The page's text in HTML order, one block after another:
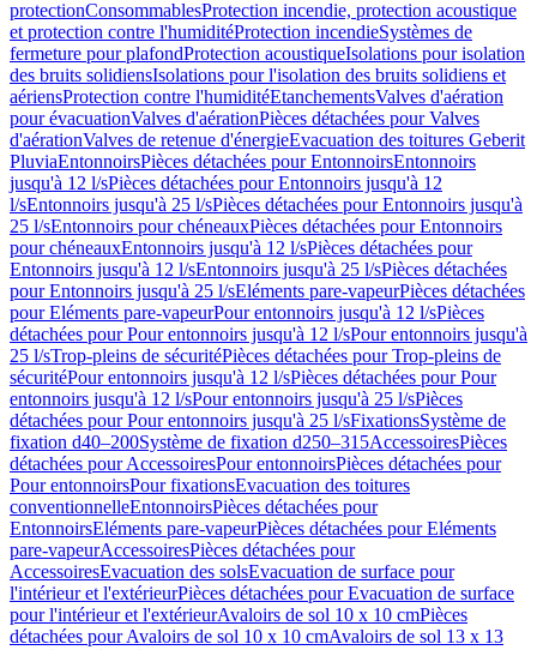
protectionConsommablesProtection incendie, protection acoustique
et protection contre l'humiditéProtection incendieSystèmes de
fermeture pour plafondProtection acoustiqueIsolations pour isolation
des bruits solidiensIsolations pour l'isolation des bruits solidiens et
aériensProtection contre l'humiditéEtanchementsValves d'aération
pour évacuationValves d'aérationPièces détachées pour Valves
d'aérationValves de retenue d'énergieEvacuation des toitures Geberit
PluviaEntonnoirsPièces détachées pour EntonnoirsEntonnoirs
jusqu'à 12 l/sPièces détachées pour Entonnoirs jusqu'à 12
l/sEntonnoirs jusqu'à 25 l/sPièces détachées pour Entonnoirs jusqu'à
25 l/sEntonnoirs pour chéneauxPièces détachées pour Entonnoirs
pour chéneauxEntonnoirs jusqu'à 12 l/sPièces détachées pour
Entonnoirs jusqu'à 12 l/sEntonnoirs jusqu'à 25 l/sPièces détachées
pour Entonnoirs jusqu'à 25 l/sEléments pare-vapeurPièces détachées
pour Eléments pare-vapeurPour entonnoirs jusqu'à 12 l/sPièces
détachées pour Pour entonnoirs jusqu'à 12 l/sPour entonnoirs jusqu'à
25 l/sTrop-pleins de sécuritéPièces détachées pour Trop-pleins de
sécuritéPour entonnoirs jusqu'à 12 l/sPièces détachées pour Pour
entonnoirs jusqu'à 12 l/sPour entonnoirs jusqu'à 25 l/sPièces
détachées pour Pour entonnoirs jusqu'à 25 l/sFixationsSystème de
fixation d40–200Système de fixation d250–315AccessoiresPièces
détachées pour AccessoiresPour entonnoirsPièces détachées pour
Pour entonnoirsPour fixationsEvacuation des toitures
conventionnelleEntonnoirsPièces détachées pour
EntonnoirsEléments pare-vapeurPièces détachées pour Eléments
pare-vapeurAccessoiresPièces détachées pour
AccessoiresEvacuation des solsEvacuation de surface pour
l'intérieur et l'extérieurPièces détachées pour Evacuation de surface
pour l'intérieur et l'extérieurAvaloirs de sol 10 x 10 cmPièces
détachées pour Avaloirs de sol 10 x 10 cmAvaloirs de sol 13 x 13